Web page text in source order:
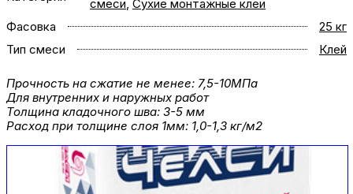
смеси, Сухие монтажные клеи
Фасовка
25 кг
Тип смеси
Клей
Прочность на сжатие не менее: 7,5-10МПа
Для внутренних и наружных работ
Толщина кладочного шва: 3-5 мм
Расход при толщине слоя 1мм: 1,0-1,3 кг/м2